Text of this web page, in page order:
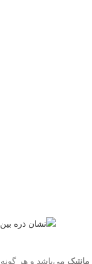
مانتیک می‌باشد و هر گونه